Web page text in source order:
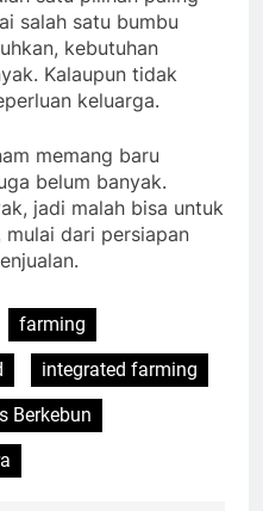
salah satu bumbu
kebutuhan
Kalaupun tidak
keluarga.
memang baru
belum banyak.
jadi malah bisa untuk
mulai dari persiapan
farming
integrated farming
Berkebun